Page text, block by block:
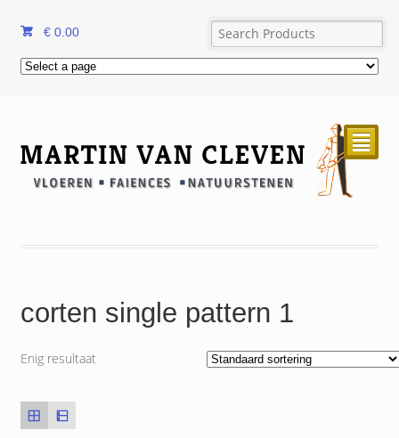
€ 0.00
²
corten single pattern 1
Enig resultaat